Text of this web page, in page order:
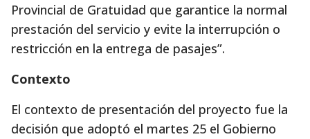
Provincial de Gratuidad que garantice la normal
prestación del servicio y evite la interrupción o
restricción en la entrega de pasajes”.
Contexto
El contexto de presentación del proyecto fue la
decisión que adoptó el martes 25 el Gobierno